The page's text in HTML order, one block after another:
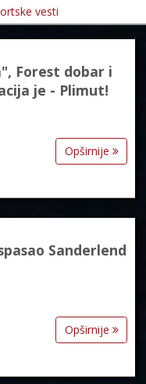
vesti
Forest dobar i
je - Plimut!
Opširnije
Sanderlend
Opširnije